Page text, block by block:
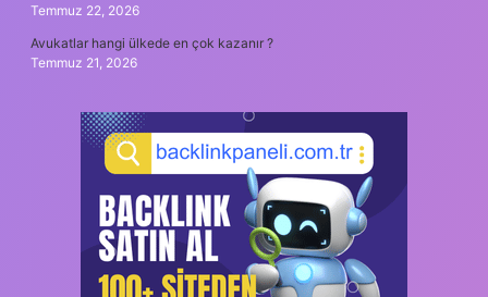
Temmuz 22, 2026
Avukatlar hangi ülkede en çok kazanır ?
Temmuz 21, 2026